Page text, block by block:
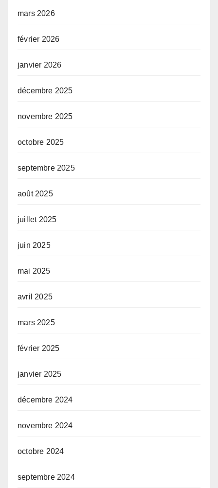
mars 2026
février 2026
janvier 2026
décembre 2025
novembre 2025
octobre 2025
septembre 2025
août 2025
juillet 2025
juin 2025
mai 2025
avril 2025
mars 2025
février 2025
janvier 2025
décembre 2024
novembre 2024
octobre 2024
septembre 2024